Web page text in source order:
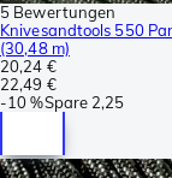
5 Bewertungen
Knivesandtools 550
(30,48 m)
20,24 €
22,49 €
-10 %Spare 2,25